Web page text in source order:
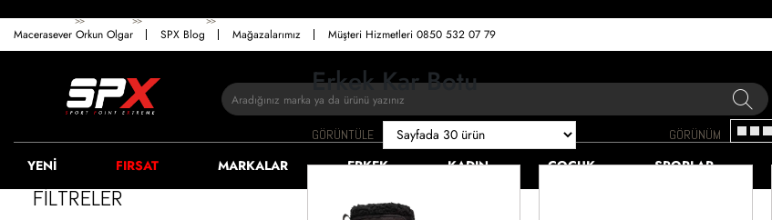
Macerasever Orkun Olgar SPX Blog Mağazalarımız Müşteri Hizmetleri 0850 532 07 79
YENİ FIRSAT MARKALAR ERKEK KADIN ÇOCUK SPORLAR
ANASAYFA >> ERKEK >> AYAKKABI >> KAR BOTU
FİLTRELER
Erkek Kar Botu
GÖRÜNTÜLE GÖRÜNÜM